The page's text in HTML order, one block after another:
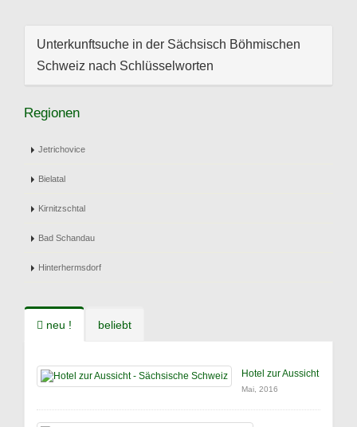
Unterkunftsuche in der Sächsisch Böhmischen
Schweiz nach Schlüsselworten
Regionen
Jetrichovice
Bielatal
Kirnitzschtal
Bad Schandau
Hinterhermsdorf
neu ! beliebt
Hotel zur Aussicht
Mai, 2016